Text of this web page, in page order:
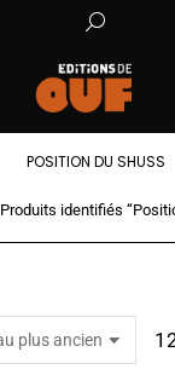
POSITION DU SHUSS
Produits identifiés